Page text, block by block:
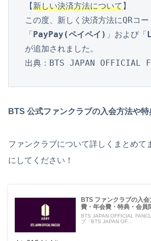
【新しい決済方法について】
この度、新しく決済方法にQRコ
「PayPay(ペイペイ) 」および「
が追加されました。
出典：BTS JAPAN OFFICIAL
BTS 公式ファンクラブの入会方法や特
ファンクラブについて詳しくまとめて
にしてください！
BTS ファンクラブの入
費・年会費・特典・会員
BTS JAPAN OFFICIAL
ブ「BTS JAPAN OF...